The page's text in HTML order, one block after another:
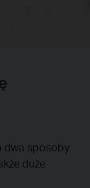
dwa sposoby
duże